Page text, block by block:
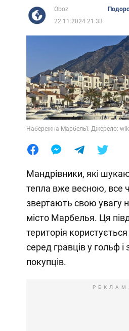
Oboz
22.11.2024 21:33
Набережна Марбельї. Джерело:
Мандрівники, які
тепла вже весною, все
звертають свою увагу
місто Марбелья. Ця
територія
серед гравців у гольф і
покупців.